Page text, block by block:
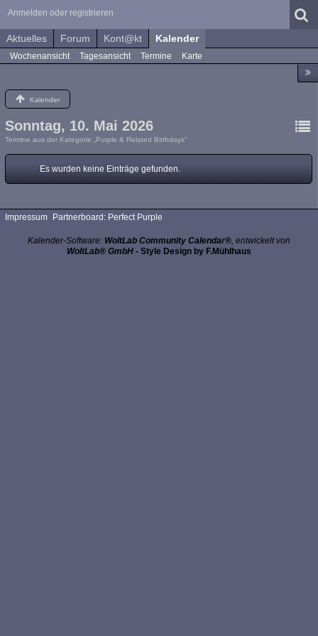
Anmelden oder registrieren
Aktuelles Forum Kont@kt Kalender
Wochenansicht Tagesansicht Termine Karte
Kalender
Sonntag, 10. Mai 2026
Termine aus der Kategorie „Purple & Related Birthdays“
Es wurden keine Einträge gefunden.
Impressum Partnerboard: Perfect Purple
Kalender-Software: WoltLab Community Calendar®, entwickelt von
WoltLab® GmbH